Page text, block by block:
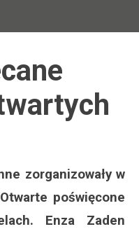
zorganizowały w
poświęcone
Enza Zaden